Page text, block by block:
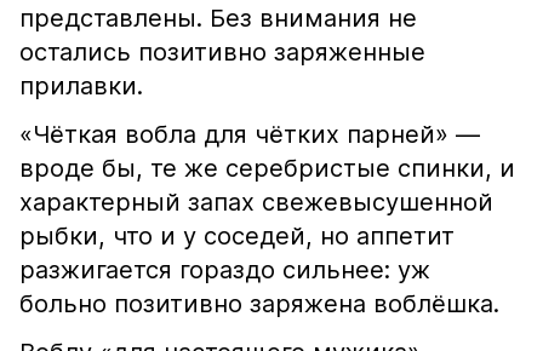
представлены. Без внимания не
остались позитивно заряженные
прилавки.
«Чёткая вобла для чётких парней» —
вроде бы, те же серебристые спинки, и
характерный запах свежевысушенной
рыбки, что и у соседей, но аппетит
разжигается гораздо сильнее: уж
больно позитивно заряжена воблёшка.